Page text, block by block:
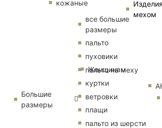
Женщинам
мехом
кожаные
Большие
размеры
все большие
размеры
пальто
пуховики
пальто на меху
куртки
ветровки
плащи
пальто из шерсти